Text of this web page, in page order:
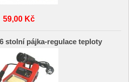
59,00 Kč
stolní pájka-regulace teploty